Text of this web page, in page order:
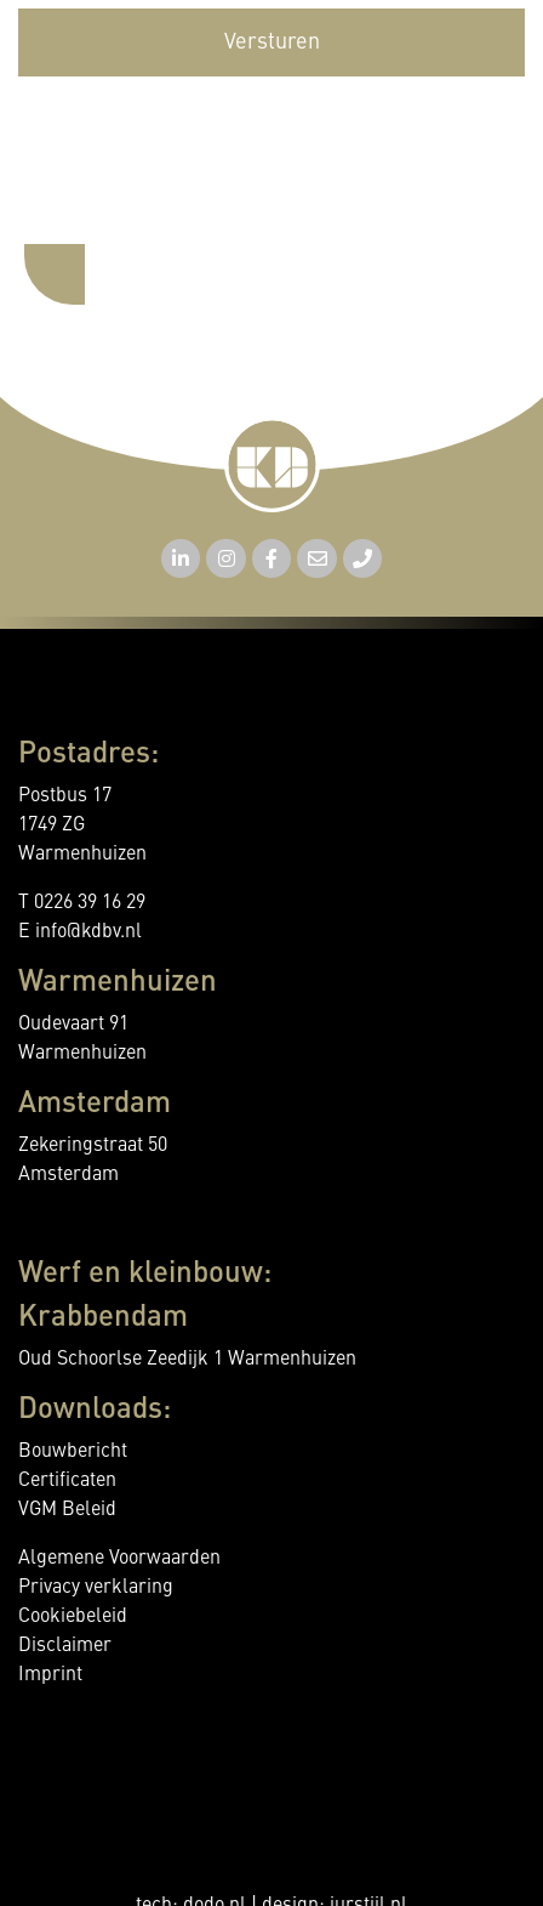
Postadres:
Postbus 17
1749 ZG
Warmenhuizen
T 0226 39 16 29
E info@kdbv.nl
Warmenhuizen
Oudevaart 91
Warmenhuizen
Amsterdam
Zekeringstraat 50
Amsterdam
Werf en kleinbouw:
Krabbendam
Oud Schoorlse Zeedijk 1 Warmenhuizen
Downloads:
Bouwbericht
Certificaten
VGM Beleid
Algemene Voorwaarden
Privacy verklaring
Cookiebeleid
Disclaimer
Imprint